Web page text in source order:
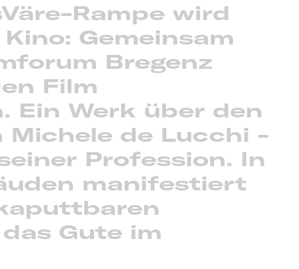
Rampe wird
Gemeinsam
Bregenz
Film
Ein Werk über den
de Lucchi -
Profession. In
manifestiert
Gute im